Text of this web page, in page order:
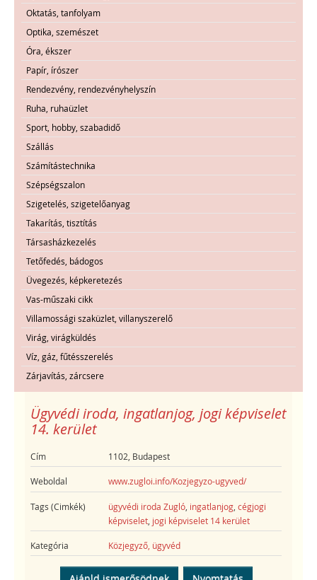
Oktatás, tanfolyam
Optika, szemészet
Óra, ékszer
Papír, írószer
Rendezvény, rendezvényhelyszín
Ruha, ruhaüzlet
Sport, hobby, szabadidő
Szállás
Számítástechnika
Szépségszalon
Szigetelés, szigetelőanyag
Takarítás, tisztítás
Társasházkezelés
Tetőfedés, bádogos
Üvegezés, képkeretezés
Vas-műszaki cikk
Villamossági szaküzlet, villanyszerelő
Virág, virágküldés
Víz, gáz, fűtésszerelés
Zárjavítás, zárcsere
Ügyvédi iroda, ingatlanjog, jogi képviselet
14. kerület
Cím 1102, Budapest
Weboldal www.zugloi.info/Kozjegyzo-ugyved/
Tags (Cimkék) ügyvédi iroda Zugló ingatlanjog ,cégjogi
képviselet jogi képviselet 14 kerület
Kategória Közjegyző, ügyvéd